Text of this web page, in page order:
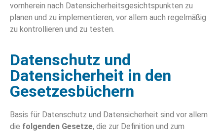
vornherein nach Datensicherheitsgesichtspunkten zu
planen und zu implementieren, vor allem auch regelmäßig
zu kontrollieren und zu testen.
Datenschutz und
Datensicherheit in den
Gesetzesbüchern
Basis für Datenschutz und Datensicherheit sind vor allem
die folgenden Gesetze, die zur Definition und zum